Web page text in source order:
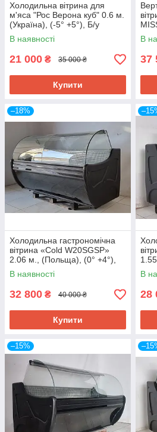
Холодильна вітрина для
м'яса "Рос Верона куб" 0.6 м.
(Україна), (-5° +5°), Б/у
В наявності
21 000 ₴ 35 000 ₴
Купити
Б/у
В
37
–18%
Холодильна гастрономічна
вітрина «Cold W20SGSP»
2.06 м., (Польща), (0° +4°),
викладка 73 см., Б/у
В наявності
32 800 ₴ 40 000 ₴
Купити
В
28
–15%